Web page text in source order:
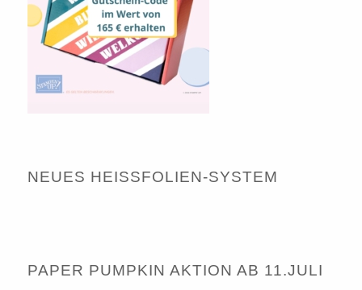
NEUES HEISSFOLIEN-SYSTEM
PAPER PUMPKIN AKTION AB 11.JULI